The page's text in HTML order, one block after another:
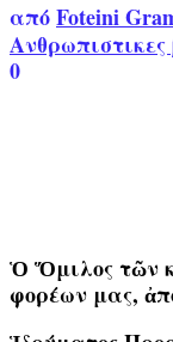
απόFoteini
Ανθρωπιστικες
0
Ὁ Ὅμιλος τῶν
φορέων μας,